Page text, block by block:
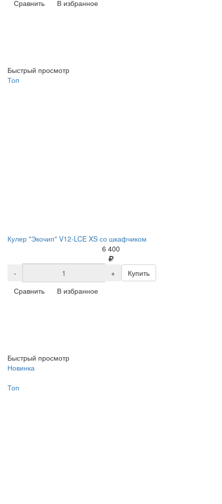
Сравнить
В избранное
Быстрый просмотр
Топ
Кулер "Экочип" V12-LCE XS со шкафчиком
6 400
- +
Купить
Сравнить
В избранное
Быстрый просмотр
Новинка
Топ